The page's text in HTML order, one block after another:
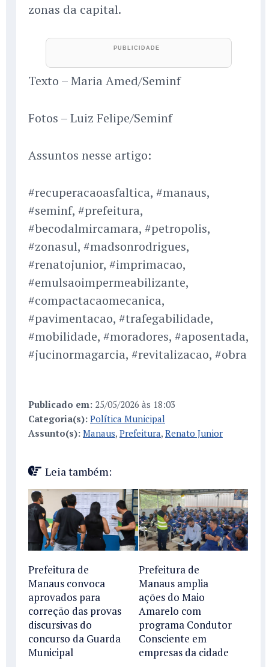
zonas da capital.
Texto – Maria Amed/Seminf
Fotos – Luiz Felipe/Seminf
Assuntos nesse artigo:
#recuperacaoasfaltica, #manaus,
#seminf, #prefeitura,
#becodalmircamara, #petropolis,
#zonasul, #madsonrodrigues,
#renatojunior, #imprimacao,
#emulsaoimpermeabilizante,
#compactacaomecanica,
#pavimentacao, #trafegabilidade,
#mobilidade, #moradores, #aposentada,
#jucinormagarcia, #revitalizacao, #obra
Publicado em: 25/05/2026 às 18:03
Categoria(s): Política Municipal
Assunto(s): Manaus, Prefeitura, Renato Junior
Leia também:
Prefeitura de
Manaus convoca
aprovados para
correção das provas
discursivas do
concurso da Guarda
Municipal
Prefeitura de
Manaus amplia
ações do Maio
Amarelo com
programa Condutor
Consciente em
empresas da cidade